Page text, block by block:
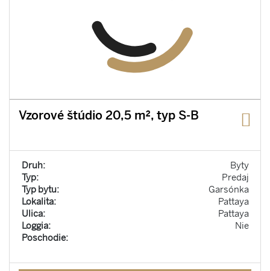
Vzorové štúdio 20,5 m², typ S-B
Druh:
Byty
Typ:
Predaj
Typ bytu:
Garsónka
Lokalita:
Pattaya
Ulica:
Pattaya
Loggia:
Nie
Poschodie: